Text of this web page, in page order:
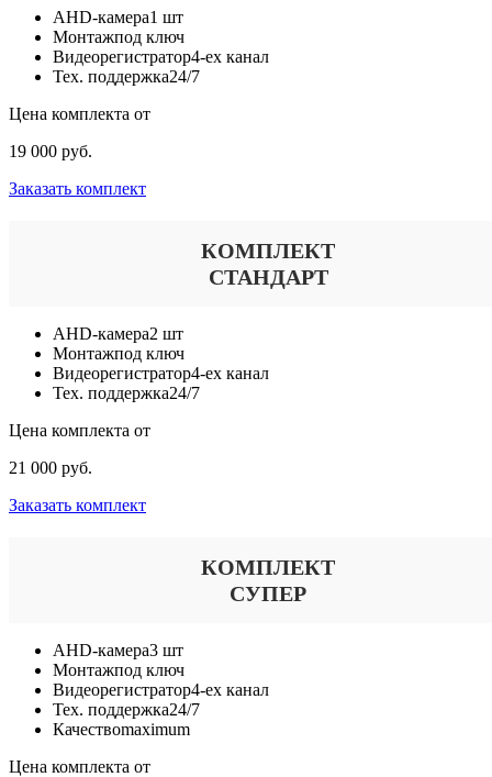
AHD-камера1 шт
Монтажпод ключ
Видеорегистратор4-ех канал
Тех. поддержка24/7
Цена комплекта от
19 000 руб.
Заказать комплект
КОМПЛЕКТ
СТАНДАРТ
AHD-камера2 шт
Монтажпод ключ
Видеорегистратор4-ех канал
Тех. поддержка24/7
Цена комплекта от
21 000 руб.
Заказать комплект
КОМПЛЕКТ
СУПЕР
AHD-камера3 шт
Монтажпод ключ
Видеорегистратор4-ех канал
Тех. поддержка24/7
Качествоmaximum
Цена комплекта от